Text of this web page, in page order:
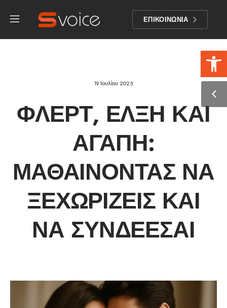
ΕΠΙΚΟΙΝΩΝΙΑ
19 Ιουλίου 2025
ΦΛΕΡΤ, ΈΛΞΗ ΚΑΙ
ΑΓΆΠΗ:
ΜΑΘΑΊΝΟΝΤΑΣ ΝΑ
ΞΕΧΩΡΊΖΕΙΣ ΚΑΙ
ΝΑ ΣΥΝΔΈΕΣΑΙ